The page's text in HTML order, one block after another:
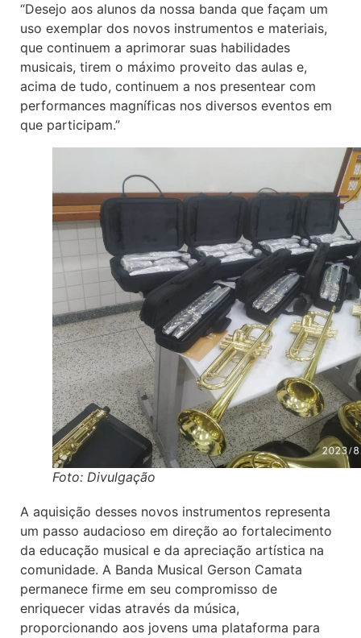
“Desejo aos alunos da nossa banda que façam um
uso exemplar dos novos instrumentos e materiais,
que continuem a aprimorar suas habilidades
musicais, tirem o máximo proveito das aulas e,
acima de tudo, continuem a nos presentear com
performances magníficas nos diversos eventos em
que participam.”
Foto: Divulgação
A aquisição desses novos instrumentos representa
um passo audacioso em direção ao fortalecimento
da educação musical e da apreciação artística na
comunidade. A Banda Musical Gerson Camata
permanece firme em seu compromisso de
enriquecer vidas através da música,
proporcionando aos jovens uma plataforma para